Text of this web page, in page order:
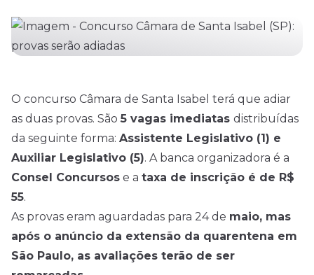
O concurso Câmara de Santa Isabel terá que adiar
as duas provas. São 5 vagas imediatas distribuídas
da seguinte forma: Assistente Legislativo (1) e
Auxiliar Legislativo (5). A banca organizadora é a
Consel Concursos e a taxa de inscrição é de R$
55.
As provas eram aguardadas para 24 de maio, mas
após o anúncio da extensão da quarentena em
São Paulo, as avaliações terão de ser